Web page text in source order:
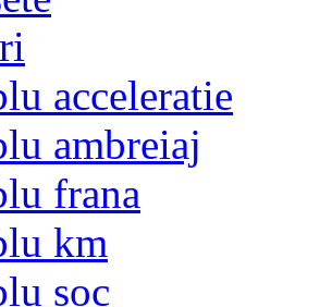
acceleratie
ambreiaj
frana
km
soc